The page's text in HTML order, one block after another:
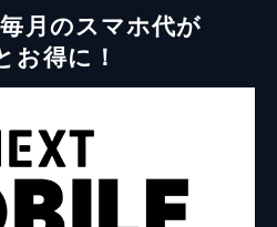
月のスマホ代が
お得に！